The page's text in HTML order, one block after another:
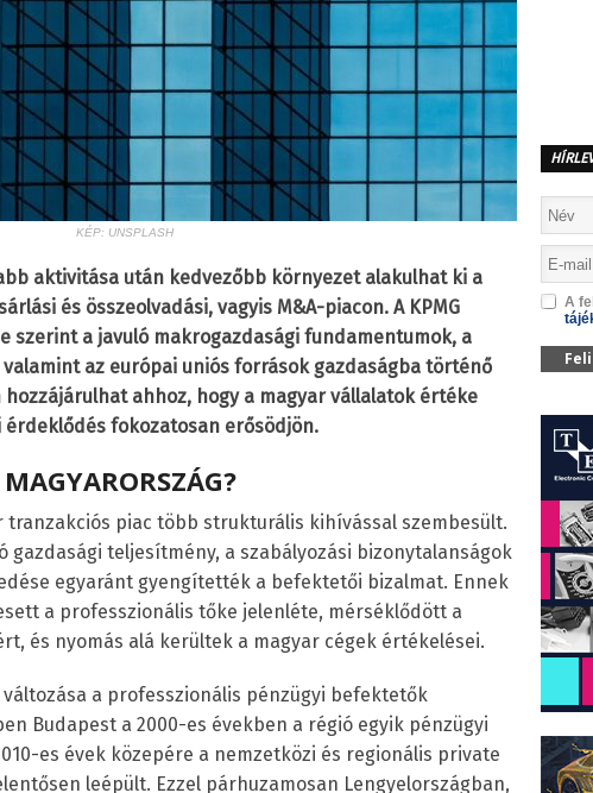
KÉP: UNSPLASH
aktivitása után kedvezőbb környezet alakulhat ki a
és összeolvadási, vagyis M&A-piacon. A KPMG
szerint a javuló makrogazdasági fundamentumok, a
az európai uniós források gazdaságba történő
ahhoz, hogy a magyar vállalatok értéke
fokozatosan erősödjön.
tranzakciós piac több strukturális kihívással szembesült.
gazdasági teljesítmény, a szabályozási bizonytalanságok
egyaránt gyengítették a befektetői bizalmat. Ennek
a professzionális tőke jelenléte, mérséklődött a
és nyomás alá kerültek a magyar cégek értékelései.
a professzionális pénzügyi befektetők
Budapest a 2000-es években a régió egyik pénzügyi
es évek közepére a nemzetközi és regionális private
leépült. Ezzel párhuzamosan Lengyelországban,
A